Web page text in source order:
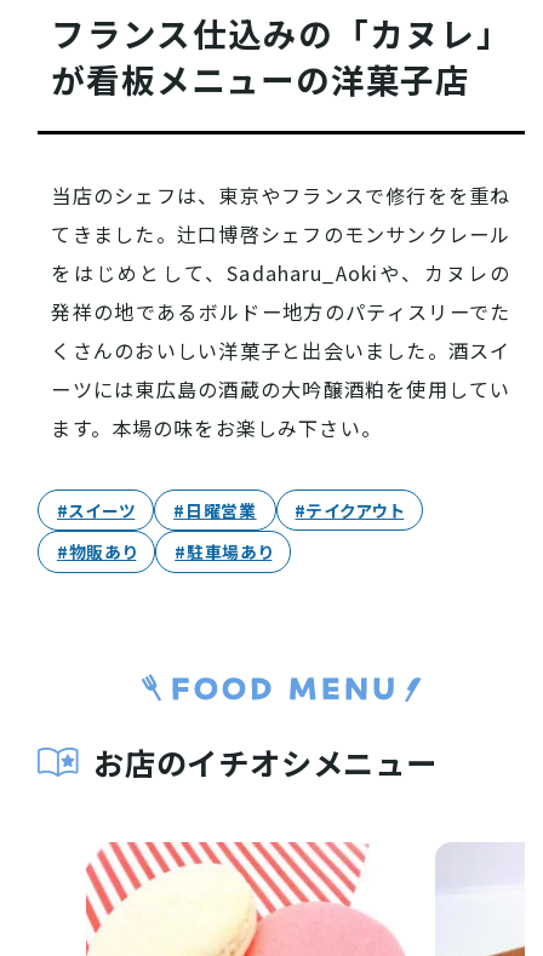
フランス仕込みの「カヌレ」
が看板メニューの洋菓子店
当店のシェフは、東京やフランスで修行をを重ね
てきました。辻口博啓シェフのモンサンクレール
をはじめとして、Sadaharu_Aokiや、カヌレの
発祥の地であるボルドー地方のパティスリーでた
くさんのおいしい洋菓子と出会いました。酒スイ
ーツには東広島の酒蔵の大吟醸酒粕を使用してい
ます。本場の味をお楽しみ下さい。
#スイーツ #日曜営業
#テイクアウト
#物販あり
#駐車場あり
お店のイチオシメニュー
注目コンテンツ
PICK UP
西条酒蔵通り特設ページ
特集記事